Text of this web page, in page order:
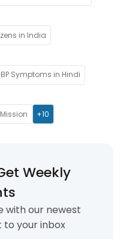
in India
Symptoms in Hindi
+10
Weekly
with our newest
your inbox